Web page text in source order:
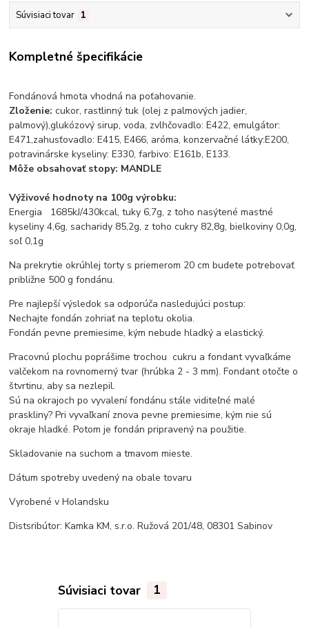
Súvisiaci tovar 1
Kompletné špecifikácie
Fondánová hmota vhodná na poťahovanie.
Zloženie: cukor, rastlinný tuk (olej z palmových jadier,
palmový),glukózový sirup, voda, zvlhčovadlo: E422, emulgátor:
E471,zahusťovadlo: E415, E466, aróma, konzervačné látky:E200,
potravinárske kyseliny: E330, farbivo: E161b, E133.
Môže obsahovať stopy: MANDLE
Výživové hodnoty na 100g výrobku:
Energia 1685kJ/430kcal, tuky 6,7g, z toho nasýtené mastné
kyseliny 4,6g, sacharidy 85,2g, z toho cukry 82,8g, bielkoviny 0,0g,
soľ 0,1g
Na prekrytie okrúhlej torty s priemerom 20 cm budete potrebovať
približne 500 g fondánu.
Pre najlepší výsledok sa odporúča nasledujúci postup:
Nechajte fondán zohriať na teplotu okolia.
Fondán pevne premiesime, kým nebude hladký a elastický.
Pracovnú plochu poprášime trochou cukru a fondant vyvaľkáme
valčekom na rovnomerný tvar (hrúbka 2 - 3 mm). Fondant otočte o
štvrtinu, aby sa nezlepil.
Sú na okrajoch po vyvalení fondánu stále viditeľné malé
praskliny? Pri vyvaľkaní znova pevne premiesime, kým nie sú
okraje hladké. Potom je fondán pripravený na použitie.
Skladovanie na suchom a tmavom mieste.
Dátum spotreby uvedený na obale tovaru
Vyrobené v Holandsku
Distsribútor: Kamka KM, s.r.o. Ružová 201/48, 08301 Sabinov
Súvisiaci tovar 1